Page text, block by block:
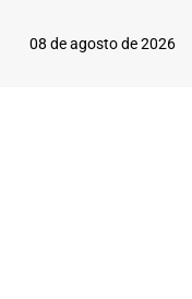
08 de agosto de 2026